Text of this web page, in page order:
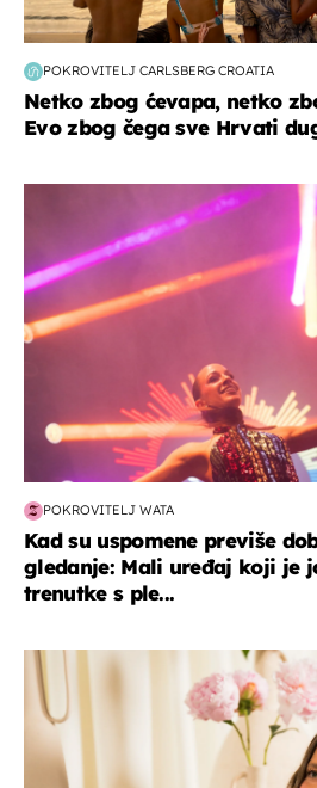
POKROVITELJ CARLSBERG CROATIA
Netko zbog ćevapa, netko
Evo zbog čega sve Hrvati
POKROVITELJ WATA
Kad su uspomene previše
gledanje: Mali uređaj koji je
trenutke s ple...
moda & ljepota